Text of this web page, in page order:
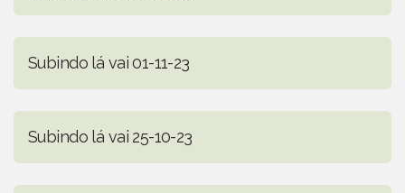
Subindo lá vai 01-11-23
Subindo lá vai 25-10-23